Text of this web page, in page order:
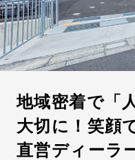
年間休日数110日以
平均残業時間が月20
社宅・家賃補助制度
出産・育児支援制度
転勤なし・勤務地限定
有給休暇が取得しや
地域密着で「
大切に！笑顔
直営ディーラ